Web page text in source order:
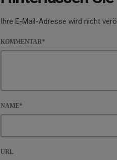
Ihre E-Mail-Adresse wird nicht
KOMMENTAR*
NAME*
URL